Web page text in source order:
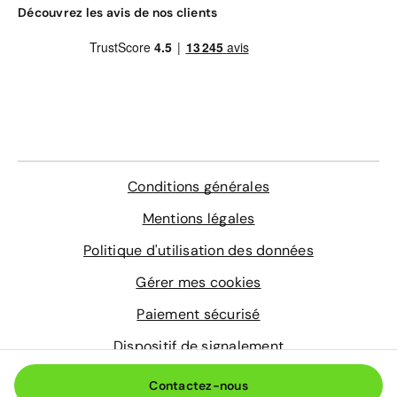
Contactez-nous
Gravage des vitres
Découvrez les avis de nos clients
Conditions générales
Mentions légales
Politique d'utilisation des données
Gérer mes cookies
Paiement sécurisé
Dispositif de signalement
© 2026 Aramisauto.com